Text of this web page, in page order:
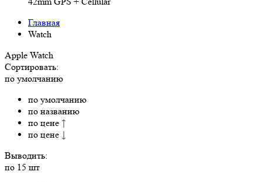
Главная
Watch
Apple Watch
Сортировать:
по умолчанию
по умолчанию
по названию
по цене ↑
по цене ↓
Выводить:
по 15 шт